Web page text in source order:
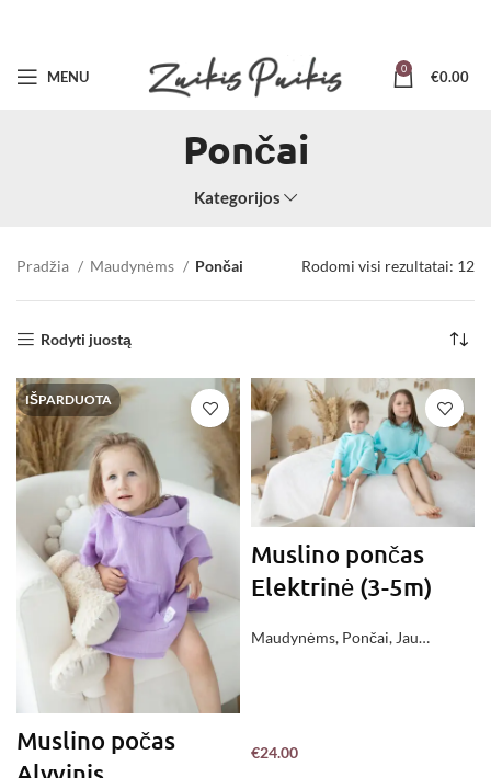
MENU 0 €0.00
Pončai
Kategorijos
Pradžia Maudynėms Pončai Rodomi visi rezultatai: 12
Rodyti juostą
IŠPARDUOTA
Muslino počas
Muslino pončas
Elektrinė (3-5m)
Maudynėms, Pončai, Jau
€24.00